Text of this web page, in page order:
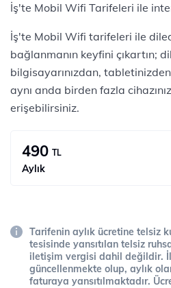
İş'te Mobil Wifi Tarifeleri ile
İş'te Mobil Wifi tarifeleri ile
bağlanmanın keyfini çıkartın;
bilgisayarınızdan,
aynı anda birden fazla
erişebilirsiniz.
490 TL
Aylık
Tarifenin aylık ücretine telsiz
tesisinde yansıtılan telsiz
iletişim vergisi dahil değildir.
güncellenmekte olup, aylık
faturaya yansıtılmaktadır.